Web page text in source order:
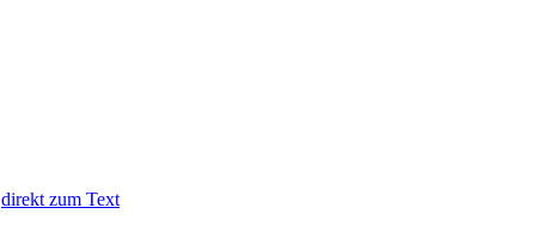
direkt zum Text